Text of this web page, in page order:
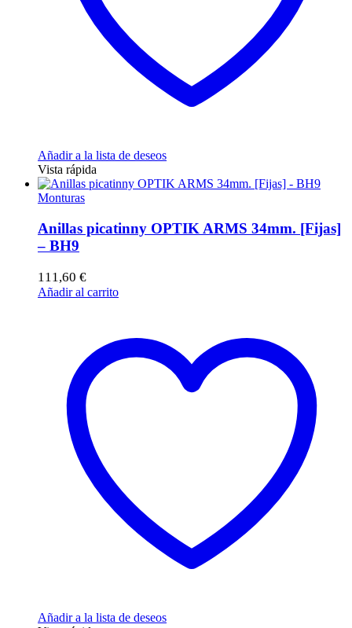
Añadir a la lista de deseos
Vista rápida
Monturas
Anillas picatinny OPTIK ARMS 34mm. [Fijas]
– BH9
111,60 €
Añadir al carrito
Añadir a la lista de deseos